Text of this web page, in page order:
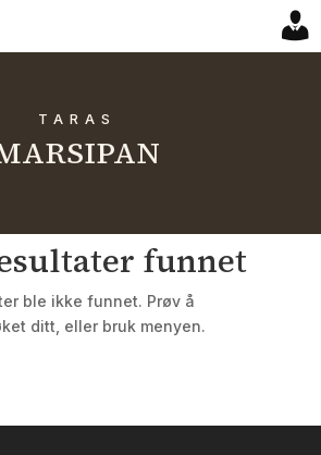
TARAS
funnet
ble ikke funnet. Prøv å
ditt, eller bruk menyen.